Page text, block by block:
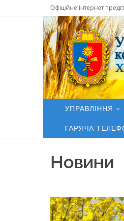
Офіційне інтернет
УПРАВЛІННЯ
ГАРЯЧА
Новини